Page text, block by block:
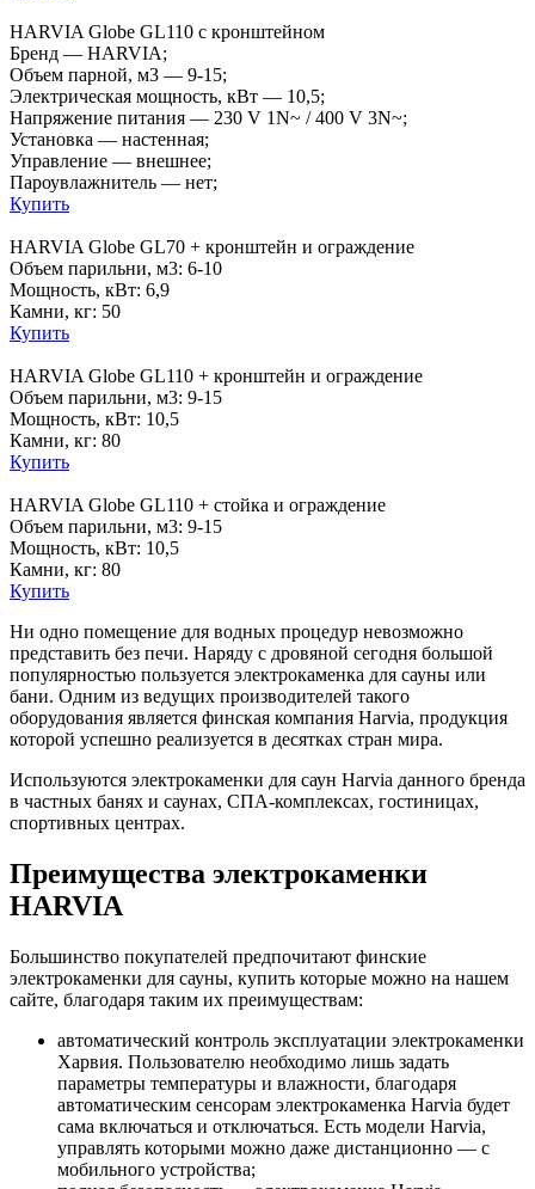
HARVIA Globe GL110 с кронштейном
Бренд — HARVIA;
Объем парной, м3 — 9-15;
Электрическая мощность, кВт — 10,5;
Напряжение питания — 230 V 1N~ / 400 V 3N~;
Установка — настенная;
Управление — внешнее;
Пароувлажнитель — нет;
Купить
HARVIA Globe GL70 + кронштейн и ограждение
Объем парильни, м3: 6-10
Мощность, кВт: 6,9
Камни, кг: 50
Купить
HARVIA Globe GL110 + кронштейн и ограждение
Объем парильни, м3: 9-15
Мощность, кВт: 10,5
Камни, кг: 80
Купить
HARVIA Globe GL110 + стойка и ограждение
Объем парильни, м3: 9-15
Мощность, кВт: 10,5
Камни, кг: 80
Купить
Ни одно помещение для водных процедур невозможно
представить без печи. Наряду с дровяной сегодня большой
популярностью пользуется электрокаменка для сауны или
бани. Одним из ведущих производителей такого
оборудования является финская компания Harvia, продукция
которой успешно реализуется в десятках стран мира.
Используются электрокаменки для саун Harvia данного бренда
в частных банях и саунах, СПА-комплексах, гостиницах,
спортивных центрах.
Преимущества электрокаменки
HARVIA
Большинство покупателей предпочитают финские
электрокаменки для сауны, купить которые можно на нашем
сайте, благодаря таким их преимуществам:
автоматический контроль эксплуатации электрокаменки
Харвия. Пользователю необходимо лишь задать
параметры температуры и влажности, благодаря
автоматическим сенсорам электрокаменка Harvia будет
сама включаться и отключаться. Есть модели Harvia,
управлять которыми можно даже дистанционно — с
мобильного устройства;